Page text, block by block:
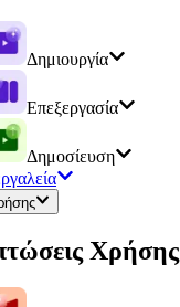
Δημιουργία
Επεξεργασία
Δημοσίευση
Χρήσης